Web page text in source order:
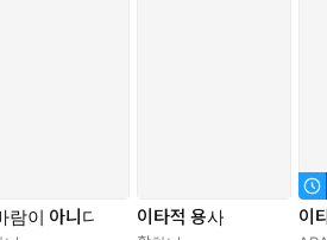
람이 아니다 이타적 용사 이